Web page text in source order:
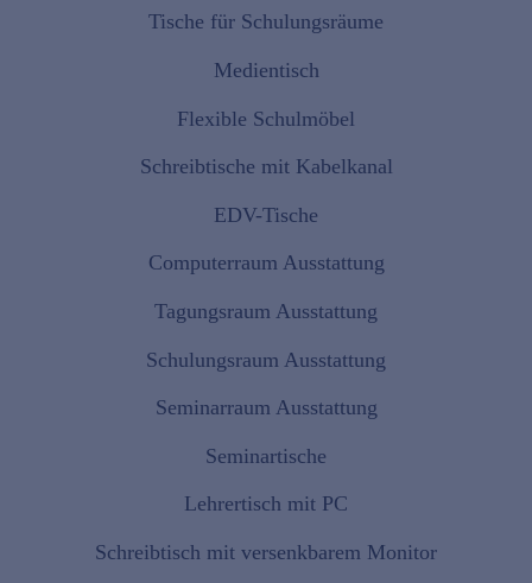
Tische für Schulungsräume
Medientisch
Flexible Schulmöbel
Schreibtische mit Kabelkanal
EDV-Tische
Computerraum Ausstattung
Tagungsraum Ausstattung
Schulungsraum Ausstattung
Seminarraum Ausstattung
Seminartische
Lehrertisch mit PC
Schreibtisch mit versenkbarem Monitor